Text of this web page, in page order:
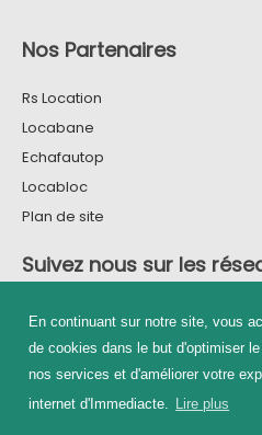
En continuant sur notre site, vous
de cookies dans le but d'optimiser
nos services et d'améliorer votre
internet d'Immediacte.
Lire plus
Nos Partenaires
Rs Location
Locabane
Echafautop
Locabloc
Plan de site
Suivez nous sur les
01